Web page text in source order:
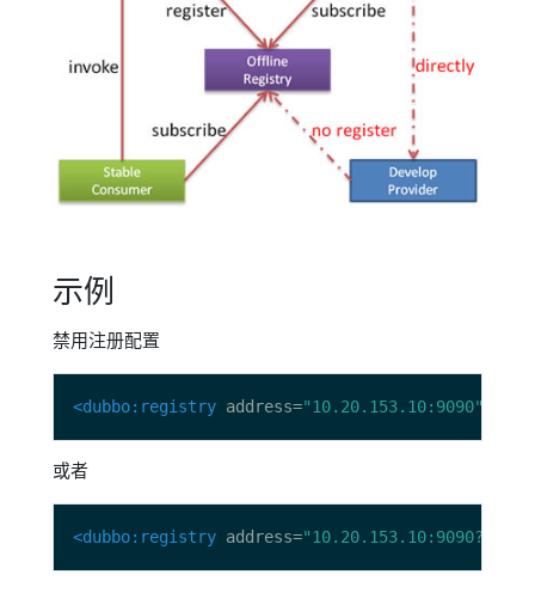
示例
禁用注册配置
<dubbo:registry address="10.20.153.10:9090"
或者
<dubbo:registry address=